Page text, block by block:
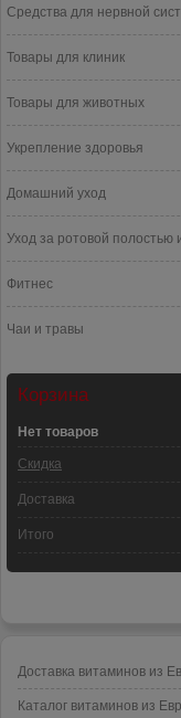
Средства для нервной
Товары для клиник
Товары для животных
Укрепление здоровья
Домашний уход
Уход за ротовой полостью
Фитнес
Чаи и травы
Корзина
Нет товаров
Скидка
Доставка
Итого
Доставка витаминов из
Каталог витаминов из